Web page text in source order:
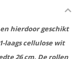
hierdoor geschikt
laags cellulose wit
26 cm. De rollen